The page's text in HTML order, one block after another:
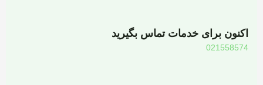
اکنون برای خدمات تماس بگیرید
021558574